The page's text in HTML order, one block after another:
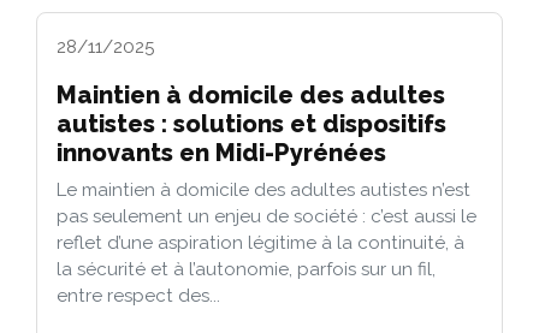
28/11/2025
Maintien à domicile des adultes
autistes : solutions et dispositifs
innovants en Midi-Pyrénées
Le maintien à domicile des adultes autistes n’est
pas seulement un enjeu de société : c’est aussi le
reflet d’une aspiration légitime à la continuité, à
la sécurité et à l’autonomie, parfois sur un fil,
entre respect des...